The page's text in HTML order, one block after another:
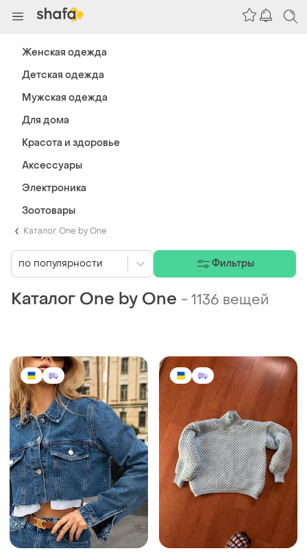
Каталог One by One
Каталог One by One -1136 вещей
по популярности Фильтры
Женская одежда
Детская одежда
Мужская одежда
Для дома
Красота и здоровье
Аксессуары
Электроника
Зоотовары